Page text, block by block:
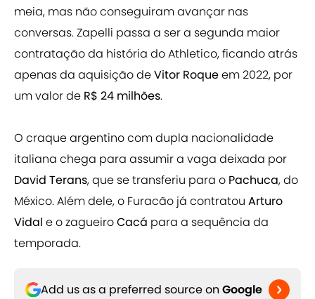
meia, mas não conseguiram avançar nas
conversas. Zapelli passa a ser a segunda maior
contratação da história do Athletico, ficando atrás
apenas da aquisição deVitor Roqueem 2022, por
um valor de R$ 24 milhões.
O craque argentino com dupla nacionalidade
italiana chega para assumir a vaga deixada por
David Terans, que se transferiu para o Pachuca, do
México. Além dele, o Furacão já contratou Arturo
Vidal e o zagueiroCacá para a sequência da
temporada.
Add us as a preferred source on Google